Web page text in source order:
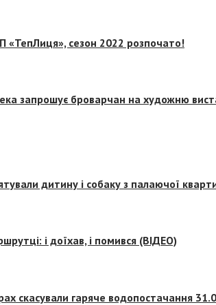
«ТепЛиця», сезон 2022 розпочато!
запрошує броварчан на художню
дитину і собаку з палаючої
і доїхав, і помився (ВІДЕО)
скасували гаряче водопостачання